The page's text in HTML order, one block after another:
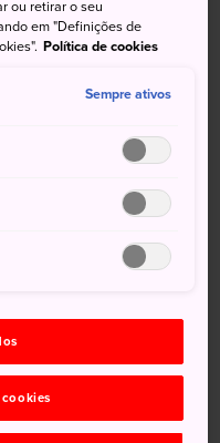
cabeçudas
botam ovos na praia a
tartarugas botando
jovens são criadas
ou retirar o seu
em "Definições de
Política de cookies
Sempre ativos